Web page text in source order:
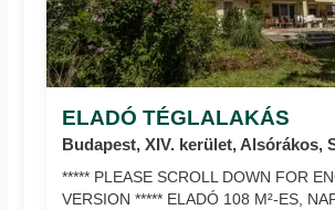
ELADÓ TÉGLALAKÁS
Budapest, XIV. kerület, Alsórákos,
***** PLEASE SCROLL DOWN FOR
VERSION ***** ELADÓ 108 M²-ES,